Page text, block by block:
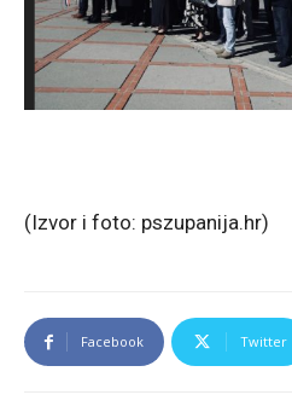
(Izvor i foto: pszupanija.hr)
Facebook Twitter